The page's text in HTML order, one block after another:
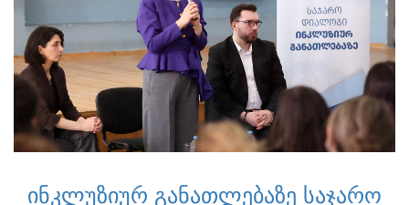
ინკლუზიურ განათლებაზე საჯარო